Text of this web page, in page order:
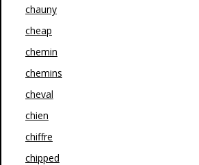
chauny
cheap
chemin
chemins
cheval
chien
chiffre
chipped